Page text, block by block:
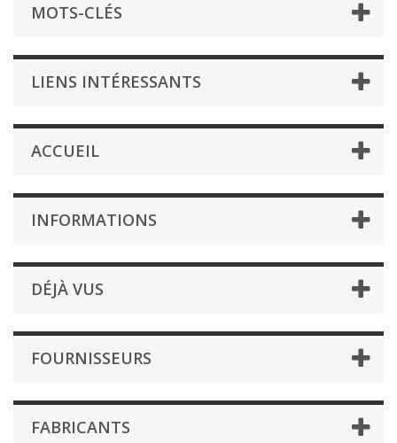
MOTS-CLÉS
LIENS INTÉRESSANTS
ACCUEIL
INFORMATIONS
DÉJÀ VUS
FOURNISSEURS
FABRICANTS